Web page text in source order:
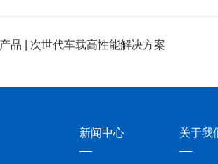
品 | 次世代车载高性能解决方案
新闻中心 关于我